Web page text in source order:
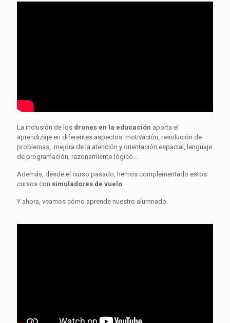
La inclusión de los drones en la educación aporta el
aprendizaje en diferentes aspectos: motivación, resolución de
problemas, mejora de la atención y orientación espacial, lenguaje
de programación, razonamiento lógico...
Además, desde el curso pasado, hemos complementado estos
cursos con simuladores de vuelo
Y ahora, veamos cómo aprende nuestro alumnado.